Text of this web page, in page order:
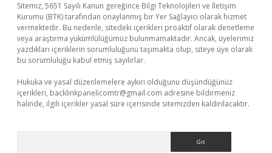
Sitemiz, 5651 Sayılı Kanun gereğince Bilgi Teknolojileri ve İletişim
Kurumu (BTK) tarafından onaylanmış bir Yer Sağlayıcı olarak hizmet
vermektedir. Bu nedenle, sitedeki içerikleri proaktif olarak denetleme
veya araştırma yükümlülüğümüz bulunmamaktadır. Ancak, üyelerimiz
yazdıkları içeriklerin sorumluluğunu taşımakta olup, siteye üye olarak
bu sorumluluğu kabul etmiş sayılırlar.
Hukuka ve yasal düzenlemelere aykırı olduğunu düşündüğünüz
içerikleri, backlinkpanelicomtr@gmail.com adresine bildirmeniz
halinde, ilgili içerikler yasal süre içerisinde sitemizden kaldırılacaktır.